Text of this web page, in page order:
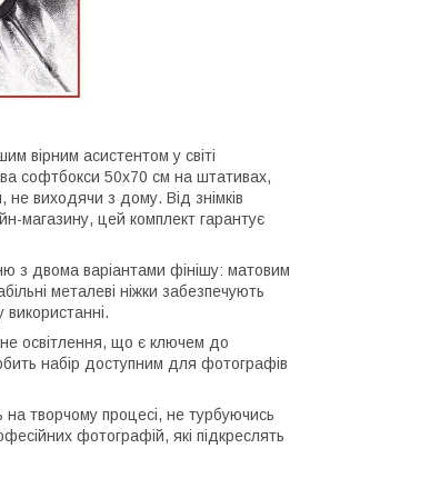
вірним асистентом у світі
софтбокси 50x70 см на штативах,
не виходячи з дому. Від знімків
магазину, цей комплект гарантує
з двома варіантами фінішу: матовим
металеві ніжки забезпечують
використанні.
освітлення, що є ключем до
набір доступним для фотографів
творчому процесі, не турбуючись
фотографій, які підкреслять